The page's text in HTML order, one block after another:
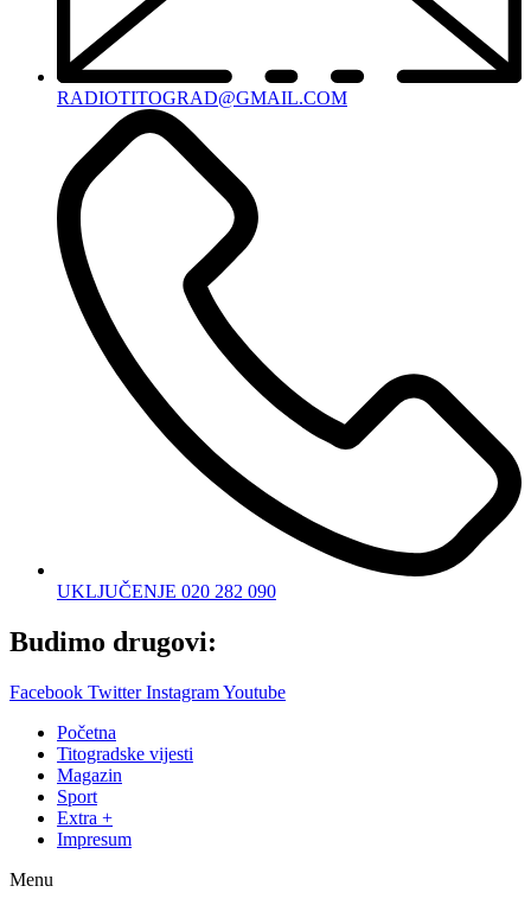
RADIOTITOGRAD@GMAIL.COM
UKLJUČENJE 020 282 090
Budimo drugovi:
Facebook Twitter InstagramYoutube
Početna
Titogradske vijesti
Magazin
Sport
Extra +
Impresum
Menu